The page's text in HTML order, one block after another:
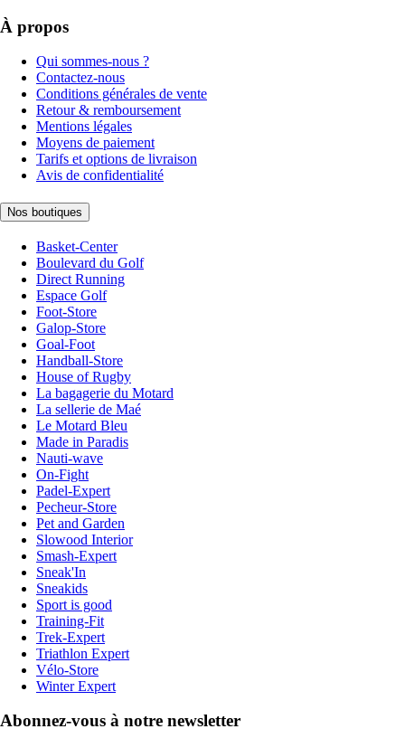
À propos
Qui sommes-nous ?
Contactez-nous
Conditions générales de vente
Retour & remboursement
Mentions légales
Moyens de paiement
Tarifs et options de livraison
Avis de confidentialité
Nos boutiques
Basket-Center
Boulevard du Golf
Direct Running
Espace Golf
Foot-Store
Galop-Store
Goal-Foot
Handball-Store
House of Rugby
La bagagerie du Motard
La sellerie de Maé
Le Motard Bleu
Made in Paradis
Nauti-wave
On-Fight
Padel-Expert
Pecheur-Store
Pet and Garden
Slowood Interior
Smash-Expert
Sneak'In
Sneakids
Sport is good
Training-Fit
Trek-Expert
Triathlon Expert
Vélo-Store
Winter Expert
Abonnez-vous à notre newsletter